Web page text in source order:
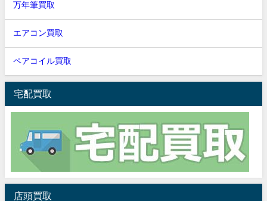
万年筆買取
エアコン買取
ペアコイル買取
宅配買取
店頭買取